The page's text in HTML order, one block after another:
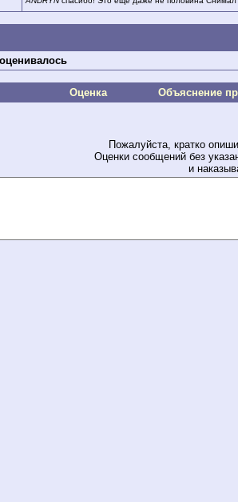
Оценка Объяснение
Пожалуйста, кратко
Оценки сообщений без
и